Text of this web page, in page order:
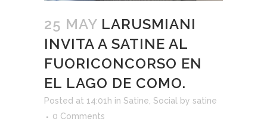
25 MAY LARUSMIANI
INVITA A SATINE AL
FUORICONCORSO EN
EL LAGO DE COMO.
Posted at 14:01h in Satine, Social by satine
0 Comments